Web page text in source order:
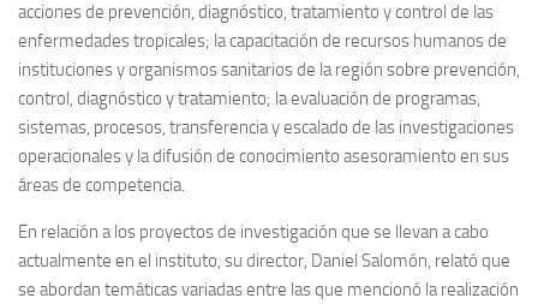
acciones de prevención, diagnóstico, tratamiento y control de las
enfermedades tropicales; la capacitación de recursos humanos de
instituciones y organismos sanitarios de la región sobre prevención,
control, diagnóstico y tratamiento; la evaluación de programas,
sistemas, procesos, transferencia y escalado de las investigaciones
operacionales y la difusión de conocimiento asesoramiento en sus
áreas de competencia.
En relación a los proyectos de investigación que se llevan a cabo
actualmente en el instituto, su director, Daniel Salomón, relató que
se abordan temáticas variadas entre las que mencionó la realización